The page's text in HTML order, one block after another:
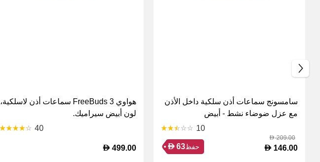
سامسونج سماعات أذن سلكية داخل الأذن
مع عزل ضوضاء نشط - أبيض
10
D209.00
D 146.00 حفظ D 63
هواوي FreeBuds 3 سماعات أذن لاسلكية،
لون أبيض سيراميك.
40
D 499.00